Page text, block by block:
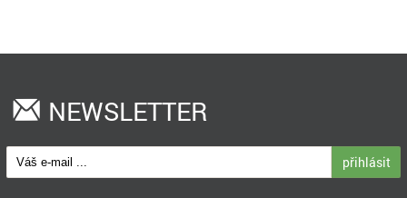
NEWSLETTER
přihlásit